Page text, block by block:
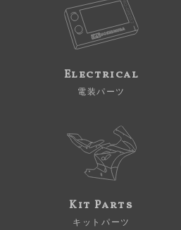
Electrical
電装パーツ
Kit Parts
キットパーツ